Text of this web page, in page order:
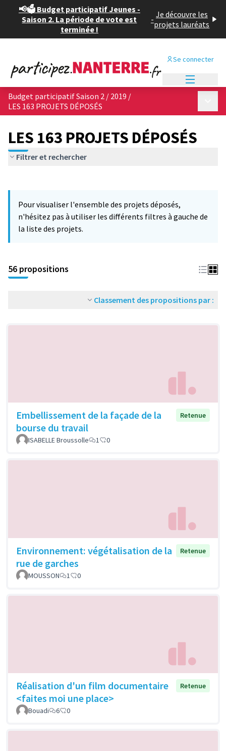
📢🗳️ Budget participatif Jeunes -
Saison 2. La période de vote est
terminée !
- Je découvre les
projets lauréats
Se connecter
Budget participatif Saison 2 / 2019 /
LES 163 PROJETS DÉPOSÉS
LES 163 PROJETS DÉPOSÉS
Filtrer et rechercher
−
Pour visualiser l'ensemble des projets déposés,
n'hésitez pas à utiliser les différents filtres à gauche de
la liste des projets.
56 propositions
Classement des propositions par :
Embellissement de la façade de la
bourse du travail
Retenue
ISABELLE Broussolle 1 0
Environnement: végétalisation de la
rue de garches
Retenue
MOUSSON 1 0
Réalisation d'un film documentaire
<faites moi une place>
Retenue
Bouadi 6 0